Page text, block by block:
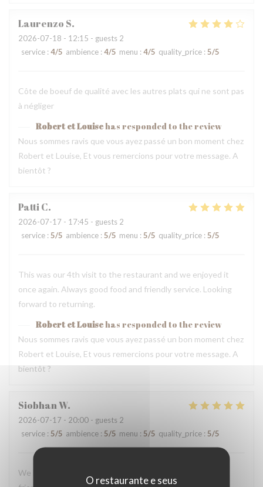
O restaurante e seus
Laurenzo S
2026-07-18 - 12:15 - guests 2
service : 4/5 ambience : 4/5 menu : 4/5 quality_price : 5/5
Côte de boeuf de qualité avec les autres plats qui ne sont pas
à négliger
Robert et Louisehas responded to the review
Nous sommes ravis que vous ayez passé un bon moment chez
Robert et Louise, Et vous remercions pour votre message. A
bientôt ?
PattiC
2026-07-17 - 17:45 - guests 2
service : 5/5 ambience : 5/5 menu : 5/5 quality_price : 5/5
This was our 4th visit to the restaurant and we enjoyed it
once again. Always good food and friendly service. Looking
forward to returning.
Robert et Louisehas responded to the review
Nous sommes ravis que vous ayez passé un bon moment chez
Robert et Louise, Et vous remercions pour votre message. A
bientôt ?
SiobhanW
2026-07-17 - 20:00 - guests 2
service : 5/5 ambience : 5/5 menu : 5/5 quality_price : 5/5
We loved our dinner and experience here. The staff were